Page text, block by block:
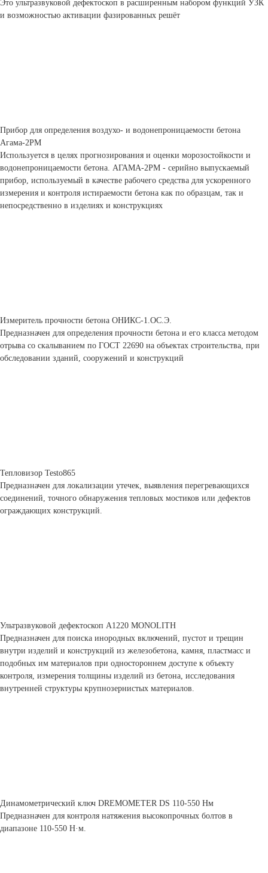
Это ультразвуковой дефектоскоп в расширенным набором функций УЗК
и возможностью активации фазированных решёт
Прибор для определения воздухо- и водонепроницаемости бетона
Агама-2РМ
Используется в целях прогнозирования и оценки морозостойкости и
водонепроницаемости бетона. АГАМА-2РМ - серийно выпускаемый
прибор, используемый в качестве рабочего средства для ускоренного
измерения и контроля истираемости бетона как по образцам, так и
непосредственно в изделиях и конструкциях
Измеритель прочности бетона ОНИКС-1.ОС.Э.
Предназначен для определения прочности бетона и его класса методом
отрыва со скалыванием по ГОСТ 22690 на объектах строительства, при
обследовании зданий, сооружений и конструкций
Тепловизор Testo865
Предназначен для локализации утечек, выявления перегревающихся
соединений, точного обнаружения тепловых мостиков или дефектов
ограждающих конструкций.
Ультразвуковой дефектоскоп А1220 MONOLITH
Предназначен для поиска инородных включений, пустот и трещин
внутри изделий и конструкций из железобетона, камня, пластмасс и
подобных им материалов при одностороннем доступе к объекту
контроля, измерения толщины изделий из бетона, исследования
внутренней структуры крупнозернистых материалов.
Динамометрический ключ DREMOMETER DS 110-550 Нм
Предназначен для контроля натяжения высокопрочных болтов в
диапазоне 110-550 Н·м.